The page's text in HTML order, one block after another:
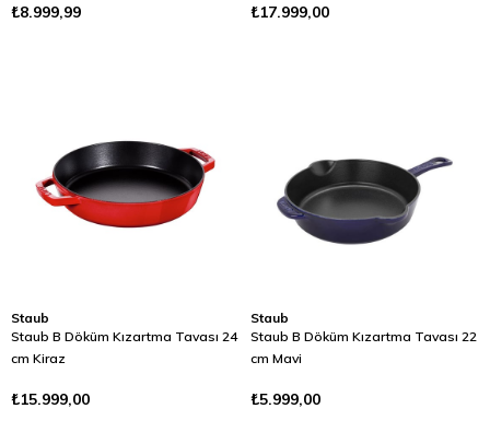
₺8.999,99 ₺17.999,00
Staub
Staub B Döküm Kızartma Tavası 24
cm Kiraz
₺15.999,00
Staub
Staub B Döküm Kızartma Tavası 22
cm Mavi
₺5.999,00